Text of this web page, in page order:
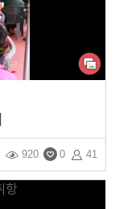
41
0
920